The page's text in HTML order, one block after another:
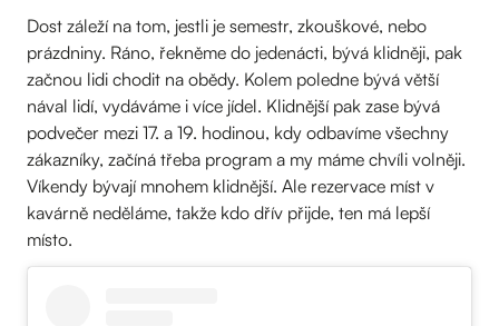
Dost záleží na tom, jestli je semestr, zkouškové, nebo
prázdniny. Ráno, řekněme do jedenácti, bývá klidněji, pak
začnou lidi chodit na obědy. Kolem poledne bývá větší
nával lidí, vydáváme i více jídel. Klidnější pak zase bývá
podvečer mezi 17. a 19. hodinou, kdy odbavíme všechny
zákazníky, začíná třeba program a my máme chvíli volněji.
Víkendy bývají mnohem klidnější. Ale rezervace míst v
kavárně neděláme, takže kdo dřív přijde, ten má lepší
místo.